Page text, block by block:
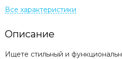
Описание
Ищете стильный и